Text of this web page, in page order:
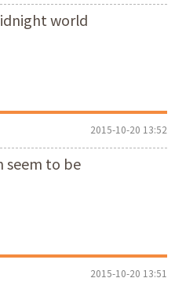
world
2015-10-20 13:52
seem to be
2015-10-20 13:51